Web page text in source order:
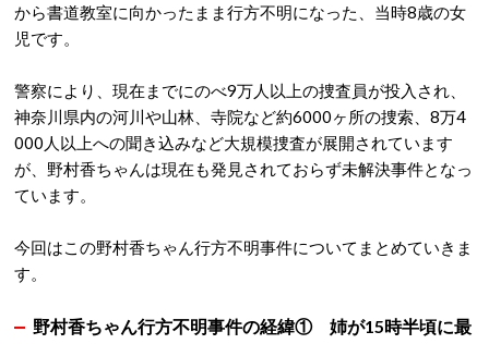
から書道教室に向かったまま行方不明になった、当時8歳の女
児です。
警察により、現在までにのべ9万人以上の捜査員が投入され、
神奈川県内の河川や山林、寺院など約6000ヶ所の捜索、8万4
000人以上への聞き込みなど大規模捜査が展開されています
が、野村香ちゃんは現在も発見されておらず未解決事件となっ
ています。
今回はこの野村香ちゃん行方不明事件についてまとめていきま
す。
野村香ちゃん行方不明事件の経緯① 姉が15時半頃に最